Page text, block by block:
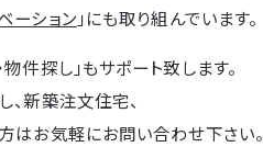
ーション 」にも取り組んでいます。
件探し」もサポート致します。
、新築注文住宅、
はお気軽にお問い合わせ下さい。